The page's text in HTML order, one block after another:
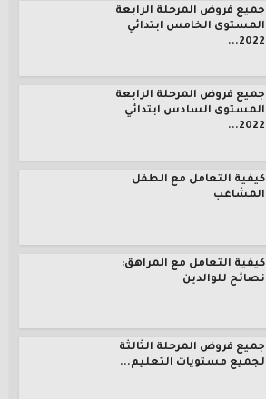
جميع فروض المرحلة الرابعة
المستوى الخامس ابتدائي
2022...
جميع فروض المرحلة الرابعة
المستوى السادس ابتدائي
2022...
كيفية التعامل مع الطفل
المشاغب
كيفية التعامل مع المراهق:
نصائح للوالدين
جميع فروض المرحلة الثالثة
لجميع مستويات التعليم...